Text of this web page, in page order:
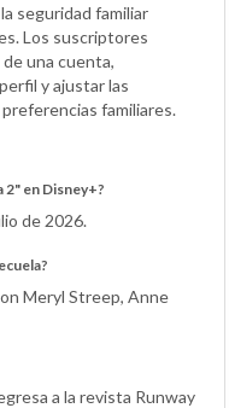
seguridad familiar
Los suscriptores
una cuenta,
y ajustar las
familiares.
2" en Disney+?
de 2026.
Meryl Streep, Anne
a la revista Runway